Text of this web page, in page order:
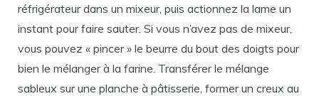
réfrigérateur dans un mixeur, puis actionnez la lame un
instant pour faire sauter. Si vous n’avez pas de mixeur,
vous pouvez « pincer » le beurre du bout des doigts pour
bien le mélanger à la farine. Transférer le mélange
sableux sur une planche à pâtisserie, former un creux au